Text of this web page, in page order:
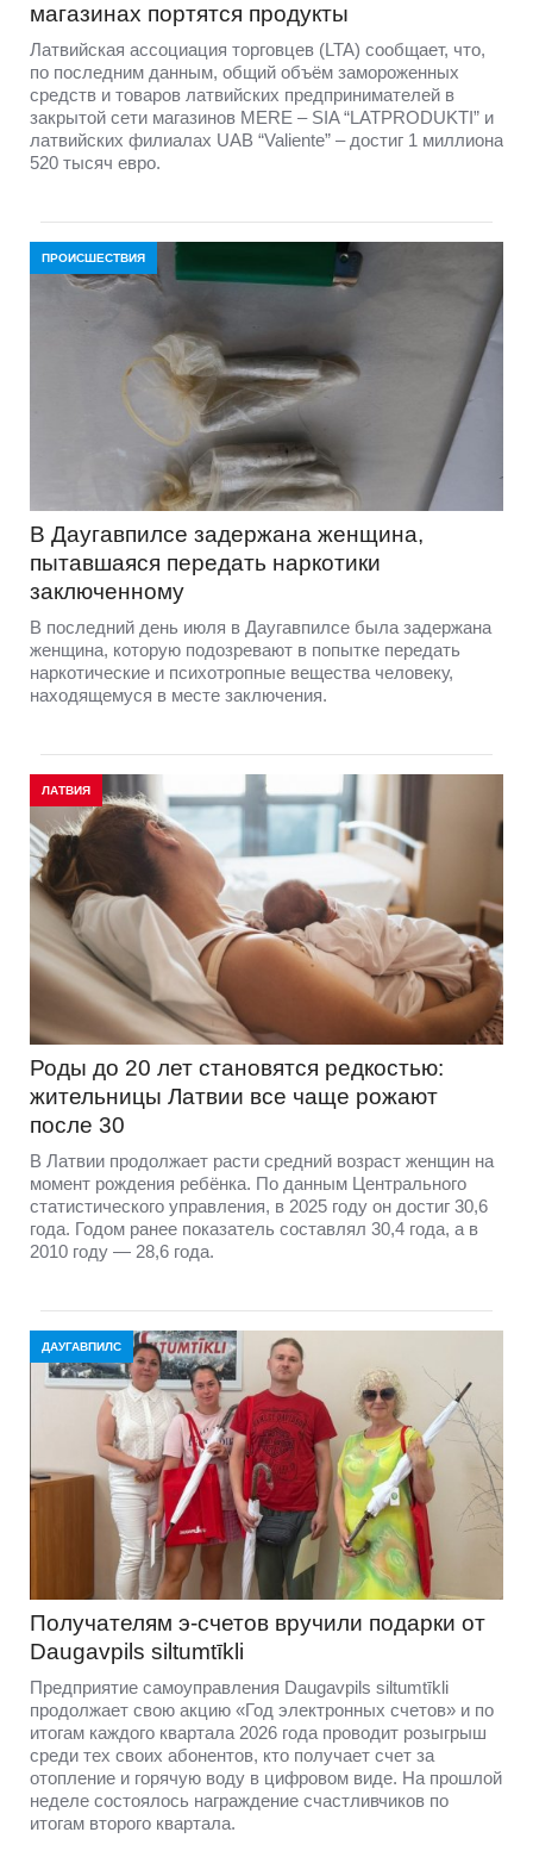
магазинах портятся продукты
Латвийская ассоциация торговцев (LTA) сообщает, что,
по последним данным, общий объём замороженных
средств и товаров латвийских предпринимателей в
закрытой сети магазинов MERE – SIA “LATPRODUKTI” и
латвийских филиалах UAB “Valiente” – достиг 1 миллиона
520 тысяч евро.
ПРОИСШЕСТВИЯ
В Даугавпилсе задержана женщина,
пытавшаяся передать наркотики
заключенному
В последний день июля в Даугавпилсе была задержана
женщина, которую подозревают в попытке передать
наркотические и психотропные вещества человеку,
находящемуся в месте заключения.
ЛАТВИЯ
Роды до 20 лет становятся редкостью:
жительницы Латвии все чаще рожают
после 30
В Латвии продолжает расти средний возраст женщин на
момент рождения ребёнка. По данным Центрального
статистического управления, в 2025 году он достиг 30,6
года. Годом ранее показатель составлял 30,4 года, а в
2010 году — 28,6 года.
ДАУГАВПИЛС
Получателям э-счетов вручили подарки от
Daugavpils siltumtīkli
Предприятие самоуправления Daugavpils siltumtīkli
продолжает свою акцию «Год электронных счетов» и по
итогам каждого квартала 2026 года проводит розыгрыш
среди тех своих абонентов, кто получает счет за
отопление и горячую воду в цифровом виде. На прошлой
неделе состоялось награждение счастливчиков по
итогам второго квартала.